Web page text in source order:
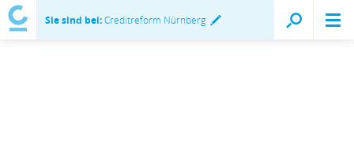
Sie sind bei:Creditreform Nürnberg